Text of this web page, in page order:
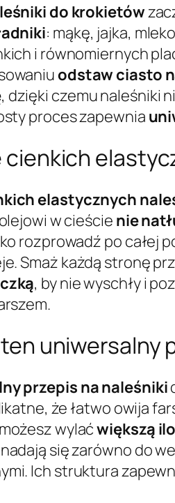
do krokietów
: mąkę, jajka,
i równomiernych
odstaw ciasto
, dzięki czemu naleśniki
proces zapewnia
cienkich
elastycznych
w cieścienie
rozprowadź po całej
Smaż każdą stronę
, by nie wyschły i
uniwersalny
przepis na naleśniki
że łatwo owija
wylaćwiększą
się zarówno do
Ich struktura